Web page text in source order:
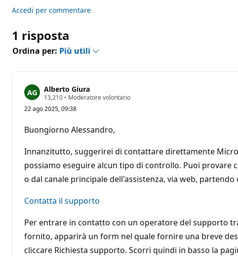
Accedi per commentare
1 risposta
Ordina per: Più utili
Alberto Giura
13,210 P
n
d
r
e
p
u
t
i
e
• Moderatore volontario
22 ago 2025, 09:38
Buongiorno Alessandro,
Innanzitutto, suggerirei di contattare direttamente
possiamo eseguire alcun tipo di controllo. Puoi provare
o dal canale principale dell'assistenza, via web, partendo
Contatta il supporto
Per entrare in contatto con un operatore del supporto
fornito, apparirà un form nel quale fornire una breve
cliccare Richiesta supporto. Scorri quindi in basso la